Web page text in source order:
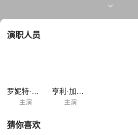
迪维（Tomer Steinhof 饰）、伊亚尔（Pini
幸福重新降临这个家中。某天斯蒂芬为保护迪
演职人员
罗妮特·尤科维兹
主演
亨利·加尔辛
主演
猜你喜欢